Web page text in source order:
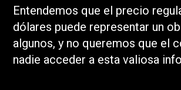
Entendemos que el precio
dólares puede representar un
algunos, y no queremos que el
nadie acceder a esta valiosa